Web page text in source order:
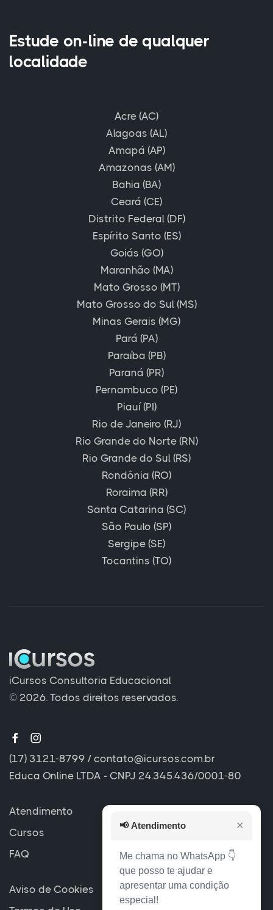
Estude on-line de qualquer
localidade
Acre (AC)
Alagoas (AL)
Amapá (AP)
Amazonas (AM)
Bahia (BA)
Ceará (CE)
Distrito Federal (DF)
Espírito Santo (ES)
Goiás (GO)
Maranhão (MA)
Mato Grosso (MT)
Mato Grosso do Sul (MS)
Minas Gerais (MG)
Pará (PA)
Paraíba (PB)
Paraná (PR)
Pernambuco (PE)
Piauí (PI)
Rio de Janeiro (RJ)
Rio Grande do Norte (RN)
Rio Grande do Sul (RS)
Rondônia (RO)
Roraima (RR)
Santa Catarina (SC)
São Paulo (SP)
Sergipe (SE)
Tocantins (TO)
iCursos Consultoria Educacional
© 2026. Todos direitos reservados.
(17) 3121-8799 / contato@icursos.com.br
Educa Online LTDA - CNPJ 24.345.436/0001-80
Atendimento
Cursos
FAQ
Aviso de Cookies
📢 Atendimento ✕
Me chama no WhatsApp 👇
que posso te ajudar e
apresentar uma condição
especial!